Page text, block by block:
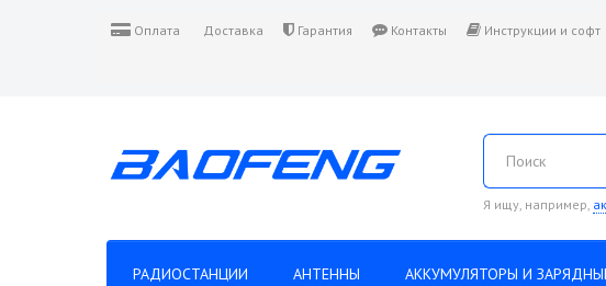
Оплата Доставка Гарантия Контакты Инструкции и софт
Я ищу, например,
РАДИОСТАНЦИИ АНТЕННЫ АККУМУЛЯТОРЫ И